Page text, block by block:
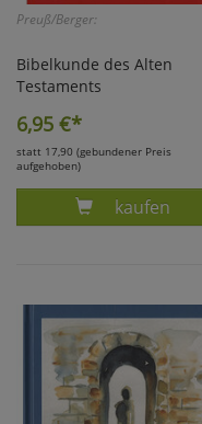
Preuß/Berger:
Bibelkunde des Alten
Testaments
6,95 €*
statt 17,90 (gebundener Preis
aufgehoben)
Produkt
kaufen